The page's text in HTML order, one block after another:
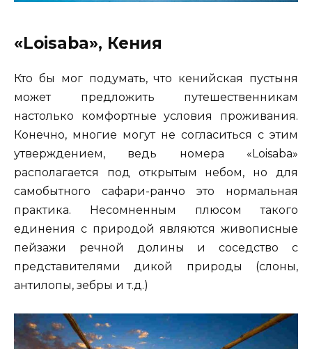
«Loisaba», Кения
Кто бы мог подумать, что кенийская пустыня
может предложить путешественникам
настолько комфортные условия проживания.
Конечно, многие могут не согласиться с этим
утверждением, ведь номера «Loisaba»
располагается под открытым небом, но для
самобытного сафари-ранчо это нормальная
практика. Несомненным плюсом такого
единения с природой являются живописные
пейзажи речной долины и соседство с
представителями дикой природы (слоны,
антилопы, зебры и т.д.)